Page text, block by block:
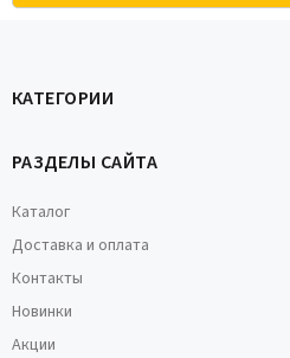
КАТЕГОРИИ
РАЗДЕЛЫ САЙТА
Каталог
Доставка и оплата
Контакты
Новинки
Акции